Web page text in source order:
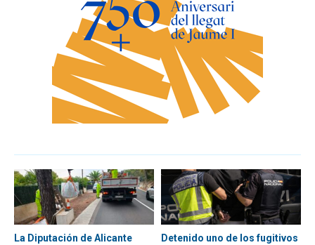
La Diputación de Alicante
Detenido uno de los fugitivos